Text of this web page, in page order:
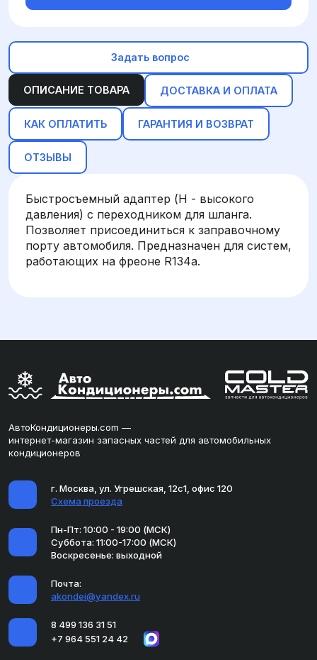
ОПИСАНИЕ ТОВАРА ДОСТАВКА И ОПЛАТА
КАК ОПЛАТИТЬ ГАРАНТИЯ И ВОЗВРАТ
ОТЗЫВЫ
Быстросъемный адаптер (H - высокого
давления) с переходником для шланга.
Позволяет присоединиться к заправочному
порту автомобиля. Предназначен для систем,
работающих на фреоне R134a.
Задать вопрос
АвтоКондиционеры.com —
интернет-магазин запасных частей для автомобильных
кондиционеров
г. Москва, ул. Угрешская, 12с1, офис 120
Схема проезда
Пн-Пт: 10:00 - 19:00 (МСК)
Суббота: 11:00-17:00 (МСК)
Воскресенье: выходной
Почта:
akondei@yandex.ru
8 499 136 31 51
+7 964 551 24 42